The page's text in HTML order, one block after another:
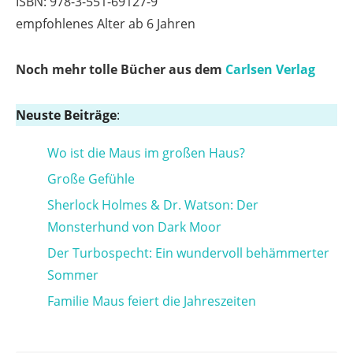
empfohlenes Alter ab 6 Jahren
Noch mehr tolle Bücher aus dem Carlsen Verlag
Neuste Beiträge:
Wo ist die Maus im großen Haus?
Große Gefühle
Sherlock Holmes & Dr. Watson: Der
Monsterhund von Dark Moor
Der Turbospecht: Ein wundervoll behämmerter
Sommer
Familie Maus feiert die Jahreszeiten